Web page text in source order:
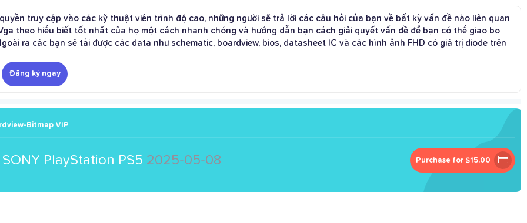
truy cập vào các kỹ thuật viên trình độ cao, những người sẽ trả lời các câu hỏi của bạn về bất kỳ vấn đề nào liên quan
theo hiểu biết tốt nhất của họ một cách nhanh chóng và hướng dẫn bạn cách giải quyết vấn đề để bạn có thể giao bo
ra các bạn sẽ tải được các data như schematic, boardview, bios, datasheet IC và các hình ảnh FHD có giá trị diode trên
Đăng ký ngay
Bitmap VIP
PlayStation PS5 2025-05-08 Purchase for $15.00